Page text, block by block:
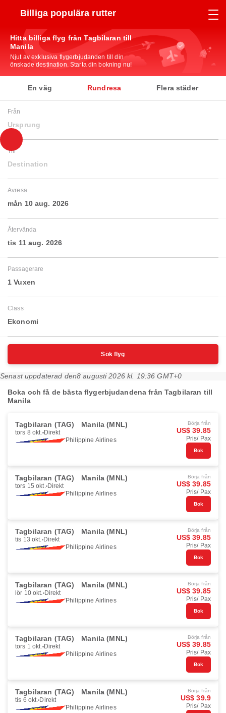
Billiga populära rutter
Hitta billiga flyg från Tagbilaran till
Manila
Njut av exklusiva flygerbjudanden till din
önskade destination. Starta din bokning nu!
En väg Rundresa Flera städer
Från
Ursprung
Till
Destination
Avresa
mån 10 aug. 2026
Återvända
tis 11 aug. 2026
Passagerare
1 Vuxen
Class
Ekonomi
Sök flyg
Senast uppdaterad den8 augusti 2026 kl. 19:36 GMT+0
Boka och få de bästa flygerbjudandena från Tagbilaran till
Manila
Tagbilaran (TAG) Manila (MNL)
tors 8 okt. Direkt
Philippine Airlines
Börja från
US$ 39.85
Pris/ Pax
Bok
Tagbilaran (TAG) Manila (MNL)
tors 15 okt. Direkt
Philippine Airlines
Börja från
US$ 39.85
Pris/ Pax
Bok
Tagbilaran (TAG) Manila (MNL)
tis 13 okt. Direkt
Philippine Airlines
Börja från
US$ 39.85
Pris/ Pax
Bok
Tagbilaran (TAG) Manila (MNL)
lör 10 okt. Direkt
Philippine Airlines
Börja från
US$ 39.85
Pris/ Pax
Bok
Tagbilaran (TAG) Manila (MNL)
tors 1 okt. Direkt
Philippine Airlines
Börja från
US$ 39.85
Pris/ Pax
Bok
Tagbilaran (TAG) Manila (MNL)
tis 6 okt. Direkt
Philippine Airlines
Börja från
US$ 39.9
Pris/ Pax